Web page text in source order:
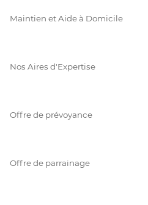
Maintien et Aide à Domicile
Nos Aires d'Expertise
Offre de prévoyance
Offre de parrainage